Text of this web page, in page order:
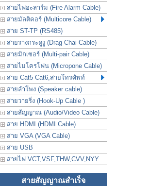
สายไฟอะลาร์ม (Fire Alarm Cable)
สายมัลติคอร์ (Multicore Cable)
สาย ST-TP (RS485)
สายรางกระดูงู (Drag Chai Cable)
สายมิกเซอร์ (Multi-pair Cable)
สายไมโครโฟน (Micropone Cable)
สาย Cat5 Cat6,สายโทรศัพท์
สายลำโพง (Speaker cable)
สายวายริ่ง (Hook-Up Cable )
สายสัญญาณ (Audio/Video Cable)
สาย HDMI (HDMI Cable)
สาย VGA (VGA Cable)
สาย USB
สายไฟ VCT,VSF,THW,CVV,NYY
สายสัญญาณสำเร็จ